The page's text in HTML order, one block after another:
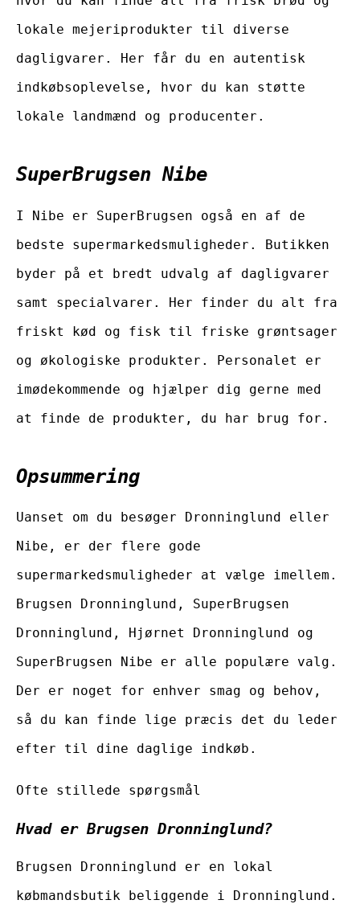
lokale mejeriprodukter til diverse
dagligvarer. Her får du en autentisk
indkøbsoplevelse, hvor du kan støtte
lokale landmænd og producenter.
SuperBrugsen Nibe
I Nibe er SuperBrugsen også en af de
bedste supermarkedsmuligheder. Butikken
byder på et bredt udvalg af dagligvarer
samt specialvarer. Her finder du alt fra
friskt kød og fisk til friske grøntsager
og økologiske produkter. Personalet er
imødekommende og hjælper dig gerne med
at finde de produkter, du har brug for.
Opsummering
Uanset om du besøger Dronninglund eller
Nibe, er der flere gode
supermarkedsmuligheder at vælge imellem.
Brugsen Dronninglund, SuperBrugsen
Dronninglund, Hjørnet Dronninglund og
SuperBrugsen Nibe er alle populære valg.
Der er noget for enhver smag og behov,
så du kan finde lige præcis det du leder
efter til dine daglige indkøb.
Ofte stillede spørgsmål
Hvad er Brugsen Dronninglund?
Brugsen Dronninglund er en lokal
købmandsbutik beliggende i Dronninglund.